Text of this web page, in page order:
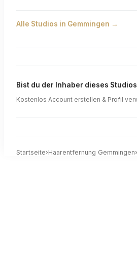
Alle Studios in Gemmingen →
Bist du der Inhaber dieses
Kostenlos Account erstellen & Profil
Startseite›Haarentfernung Gemmingen›